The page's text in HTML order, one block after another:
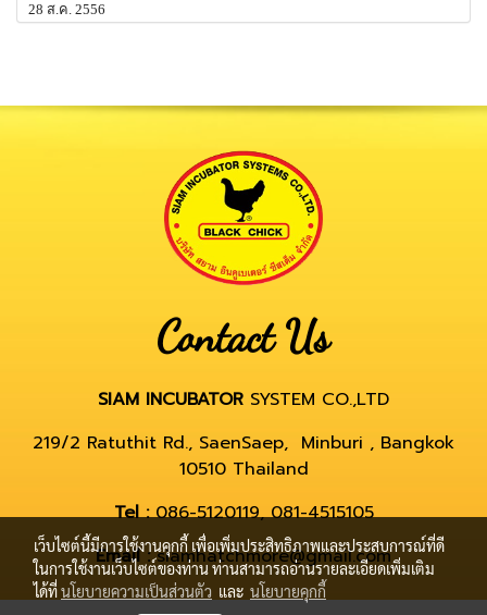
28 ส.ค. 2556
Contact Us
SIAM INCUBATOR SYSTEM CO.,LTD
219/2 Ratuthit Rd., SaenSaep, Minburi , Bangkok
10510 Thailand
Tel :086-5120119, 081-4515105
Email :siamhatchmore@gmail.com
เว็บไซต์นี้มีการใช้งานคุกกี้ เพื่อเพิ่มประสิทธิภาพและประสบการณ์ที่ดี
ในการใช้งานเว็บไซต์ของท่าน ท่านสามารถอ่านรายละเอียดเพิ่มเติม
ได้ที่นโยบายความเป็นส่วนตัว และ นโยบายคุกกี้